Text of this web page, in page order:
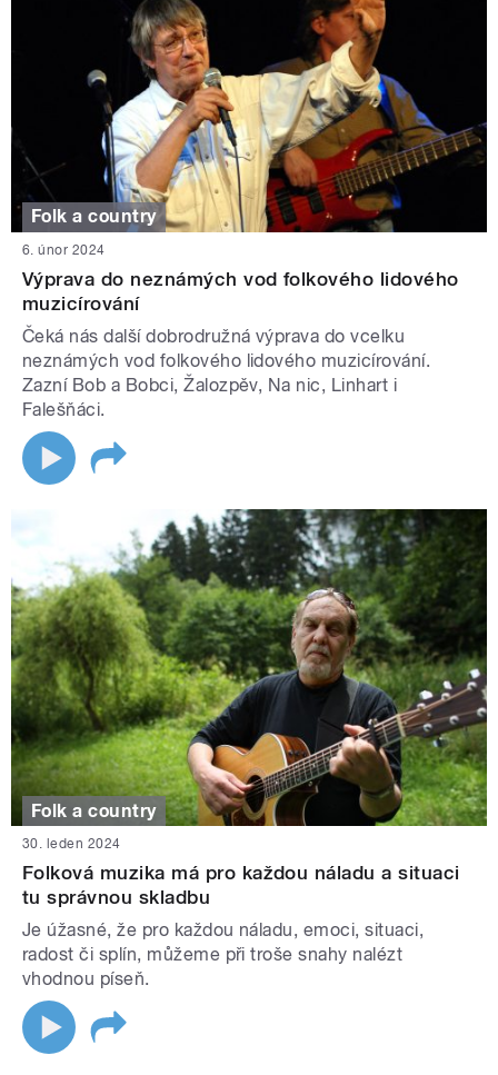
Folk a country
6. únor 2024
Výprava do neznámých vod folkového lidového
muzicírování
Čeká nás další dobrodružná výprava do vcelku
neznámých vod folkového lidového muzicírování.
Zazní Bob a Bobci, Žalozpěv, Na nic, Linhart i
Falešňáci.
Folk a country
30. leden 2024
Folková muzika má pro každou náladu a situaci
tu správnou skladbu
Je úžasné, že pro každou náladu, emoci, situaci,
radost či splín, můžeme při troše snahy nalézt
vhodnou píseň.